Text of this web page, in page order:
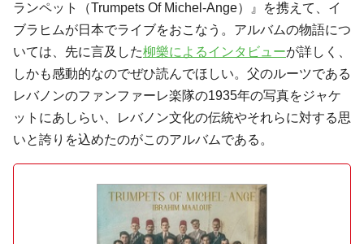
ランペット（Trumpets Of Michel-Ange）』を携えて、イ
ブラヒムが日本でライブをおこなう。アルバムの物語につ
いては、先に言及した柳樂によるインタビューが詳しく、
しかも感動的なのでぜひ読んでほしい。父のルーツである
レバノンのファンファーレ楽隊の1935年の写真をジャケ
ットにあしらい、レバノン文化の伝統やそれらに対する思
いと誇りを込めたのがこのアルバムである。